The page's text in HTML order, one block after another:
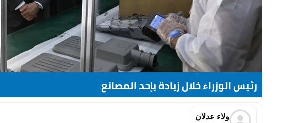
رئيس الوزراء خلال زيادة بإحد المصانع
ولاء عدلان